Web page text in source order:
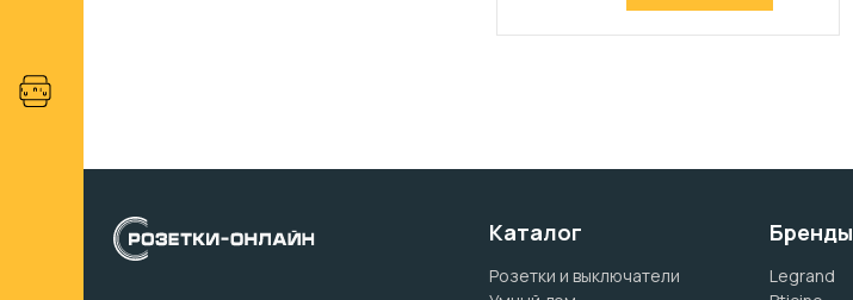
Каталог
Розетки и выключатели
Бренды
Legrand